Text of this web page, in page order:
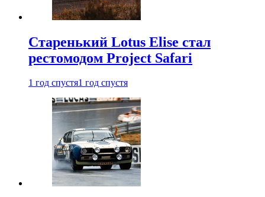
Старенький Lotus Elise стал
рестомодом Project Safari
1 год спустя1 год спустя